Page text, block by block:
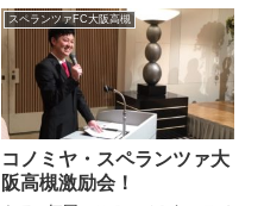
返事がないなぁ〜って思ってまし
た。どうなってるんだろうなぁ〜
って思いながらも、、、連絡...
スペランツァFC大阪高槻
コノミヤ・スペランツァ大
阪高槻激励会！